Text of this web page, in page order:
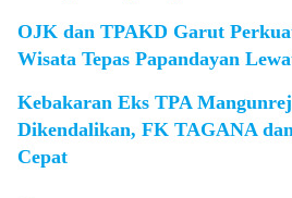
OJK dan TPAKD Garut
Wisata Tepas Papandayan
Kebakaran Eks TPA
Dikendalikan, FK TAGANA
Cepat